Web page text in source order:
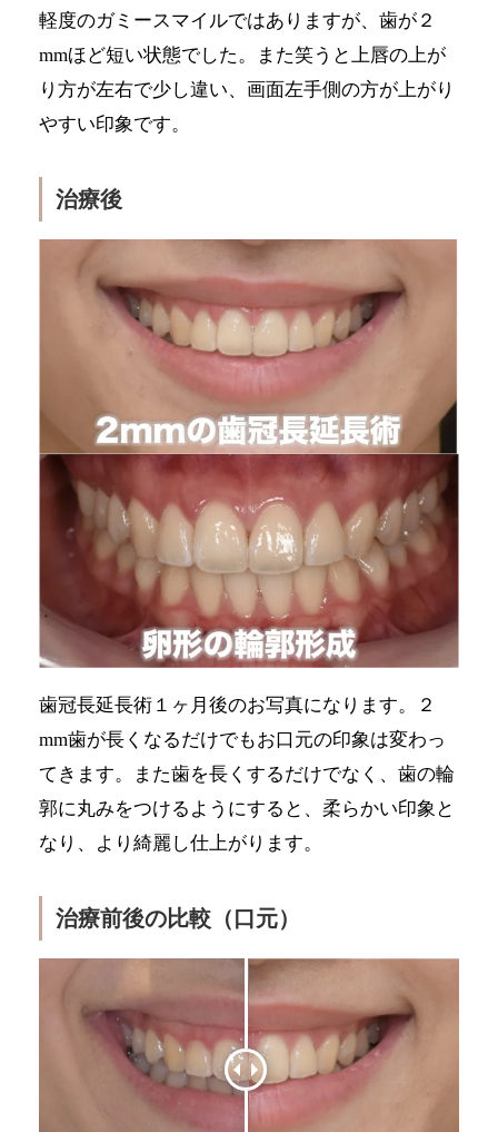
軽度のガミースマイルではありますが、歯が２
mmほど短い状態でした。また笑うと上唇の上が
り方が左右で少し違い、画面左手側の方が上がり
やすい印象です。
治療後
歯冠長延長術１ヶ月後のお写真になります。２
mm歯が長くなるだけでもお口元の印象は変わっ
てきます。また歯を長くするだけでなく、歯の輪
郭に丸みをつけるようにすると、柔らかい印象と
なり、より綺麗し仕上がります。
治療前後の比較（口元）